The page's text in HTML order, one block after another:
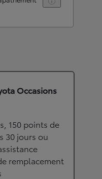
Occasions
150 points de
30 jours ou
remplacement